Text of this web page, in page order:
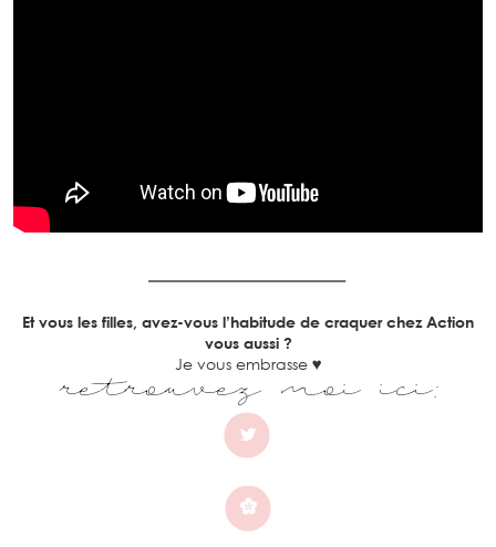
Et vous les filles, avez-vous l’habitude de craquer chez Action
vous aussi ?
Je vous embrasse ♥